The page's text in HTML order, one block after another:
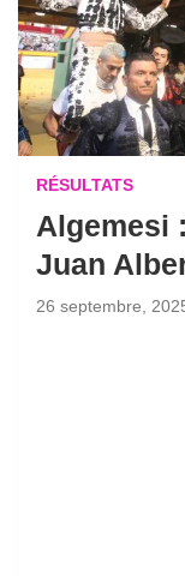
RÉSULTATS
Algemesi
Juan
26 septembre,